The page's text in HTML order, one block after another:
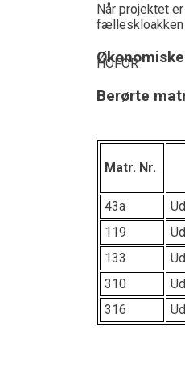
Når projektet
fælleskloakken
HOFOR
Berørte
Matr. Nr.
43a
119
133
310
316